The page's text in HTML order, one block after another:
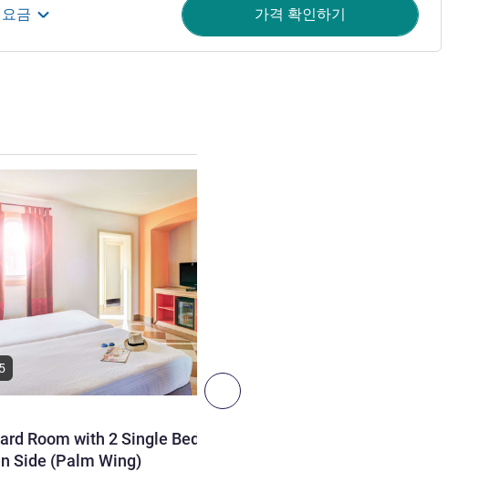
금 가격 확인하기
다음 - 객실
Room with 2 Single Beds,
Side (Palm Wing)
보기
5